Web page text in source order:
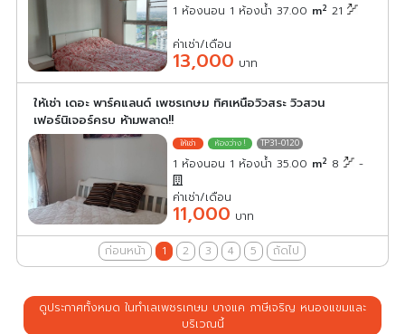
1 ห้องนอน 1 ห้องน้ำ 37.00 m2 21
ค่าเช่า/เดือน
13,000 บาท
ให้เช่า เดอะ พาร์คแลนด์ เพชรเกษม ทิศเหนือวิวสระ วิวสวน
เฟอร์นิเจอร์ครบ ห้ามพลาด!!
TP31-0120
1 ห้องนอน 1 ห้องน้ำ 35.00 m2 8 -
ค่าเช่า/เดือน
11,000 บาท
ก่อนหน้า 1 2 3 4 5 ถัดไป
ดูประกาศทั้งหมด ในทำเลเพชรเกษม บางแค ภาษีเจริญ หนองแขมและ
บริเวณนี้